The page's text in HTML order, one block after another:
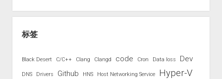
标签
Black Desert C/C++ Clang Clangd code Cron Data loss Dev
DNS Drivers Github HNS Host Networking Service Hyper-V